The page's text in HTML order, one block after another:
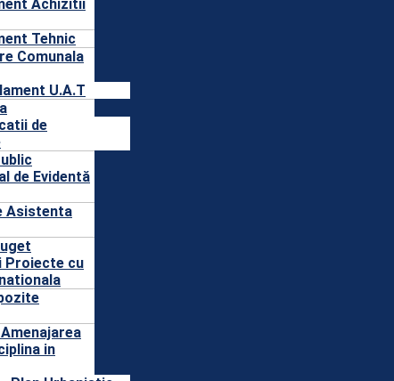
Achizitii
Tehnic
Comunala
U.A.T
de
de Evidentă
Asistenta
Proiecte cu
in